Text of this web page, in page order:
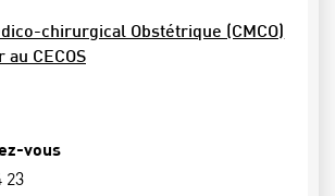
chirurgical Obstétrique (CMCO)
CECOS
vous
23